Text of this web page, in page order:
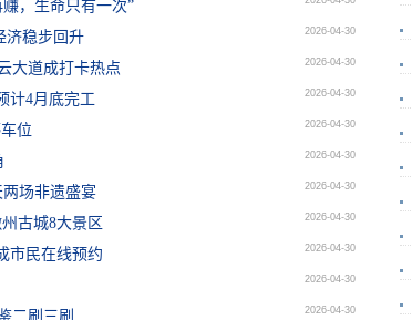
，生命只有一次”
济稳步回升 2026-04-30
大道成打卡热点 2026-04-30
计4月底完工 2026-04-30
位 2026-04-30
2026-04-30
场非遗盛宴 2026-04-30
古城8大景区 2026-04-30
市民在线预约 2026-04-30
2026-04-30
二刷三刷 2026-04-30